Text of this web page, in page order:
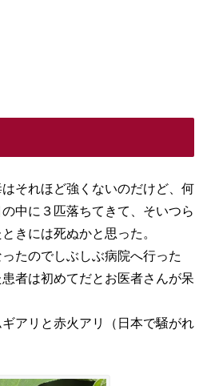
それほど強くないのだけど、何
中に３匹落ちてきて、そいつら
きには死ぬかと思った。
たのでしぶしぶ病院へ行った
者は初めてだとお医者さんが呆
アリと赤火アリ（日本で騒がれ